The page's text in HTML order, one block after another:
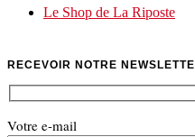
Le Shop de La Riposte
RECEVOIR NOTRE
Votre e-mail